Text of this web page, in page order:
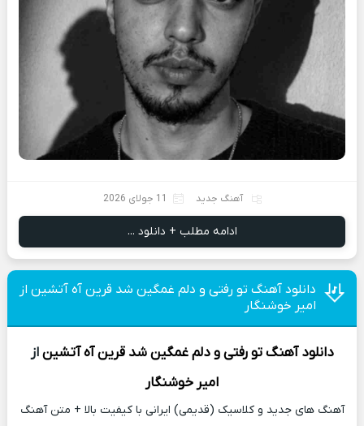
آهنگ جدید 11 جولای 2026
ادامه مطلب + دانلود ...
دانلود آهنگ تو رفتی و دلم غمگین شد قرین آه آتشین از
امیر خوشنگار
دانلود آهنگ تو رفتی و دلم غمگین شد قرین آه آتشین از
امیر خوشنگار
آهنگ های جدید و کلاسیک (قدیمی) ایرانی با کیفیت بالا + متن آهنگ